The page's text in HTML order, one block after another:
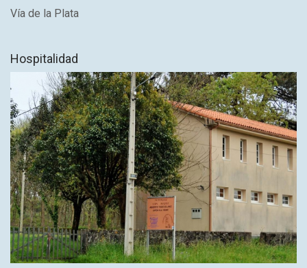
Vía de la Plata
Hospitalidad